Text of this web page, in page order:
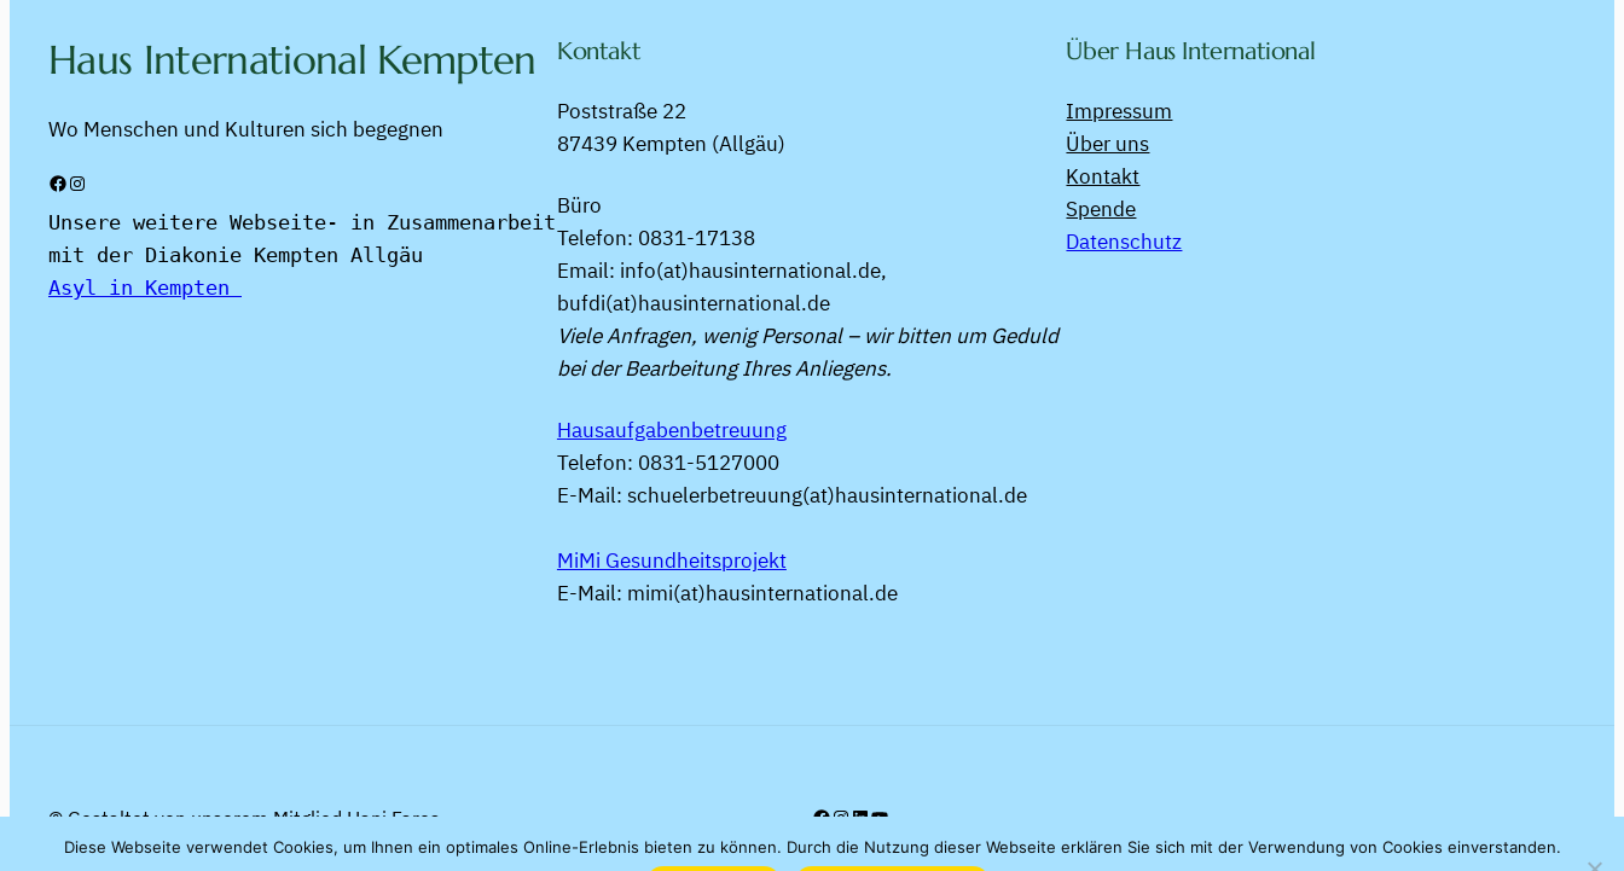
Haus International Kempten
Wo Menschen und Kulturen sich begegnen
Facebook Instagram
Unsere weitere Webseite- in Zusammenarbeit
mit der Diakonie Kempten Allgäu
Asyl in Kempten
Kontakt
Poststraße 22
87439 Kempten (Allgäu)
Büro
Telefon: 0831-17138
Email: info(at)hausinternational.de,
bufdi(at)hausinternational.de
Viele Anfragen, wenig Personal – wir bitten um Geduld
bei der Bearbeitung Ihres Anliegens.
Hausaufgabenbetreuung
Telefon: 0831-5127000
E-Mail: schuelerbetreuung(at)hausinternational.de
MiMi Gesundheitsprojekt
E-Mail: mimi(at)hausinternational.de
Über Haus International
Impressum
Über uns
Kontakt
Spende
Datenschutz
© Gestaltet von unserem Mitglied Hani Fares Facebook Instagram LinkedIn YouTube
Diese Webseite verwendet Cookies, um Ihnen ein optimales Online-Erlebnis bieten zu können. Durch die Nutzung dieser Webseite erklären Sie sich mit der Verwendung von Cookies einverstanden.